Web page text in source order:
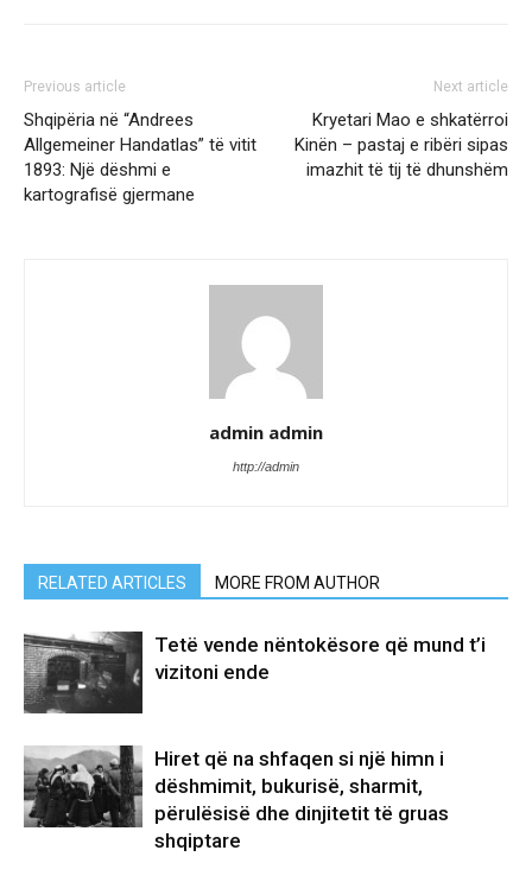
Previous article
Shqipëria në “Andrees
Allgemeiner Handatlas” të vitit
1893: Një dëshmi e
kartografisë gjermane
Next article
Kryetari Mao e shkatërroi
Kinën – pastaj e ribëri sipas
imazhit të tij të dhunshëm
admin admin
http://admin
RELATED ARTICLES MORE FROM AUTHOR
Tetë vende nëntokësore që mund t’i
vizitoni ende
Hiret që na shfaqen si një himn i
dëshmimit, bukurisë, sharmit,
përulësisë dhe dinjitetit të gruas
shqiptare